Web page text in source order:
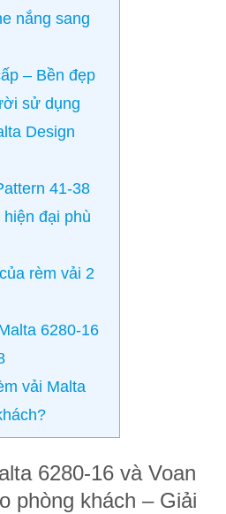
nắng sang
– Bền đẹp
sử dụng
Design
41-38
đại phù
rèm vải 2
6280-16
vải Malta
6280-16 và Voan
phòng khách – Giải